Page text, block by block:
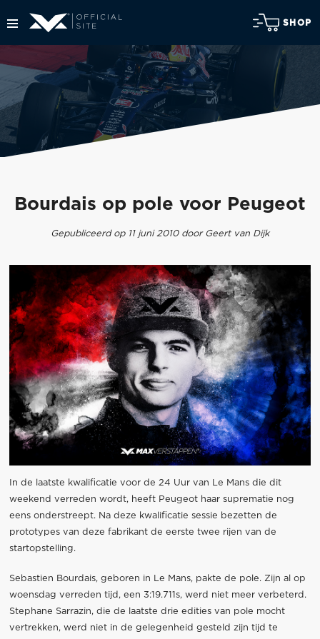
SHOP
Bourdais op pole voor Peugeot
Gepubliceerd op 11 juni 2010 door Geert van Dijk
In de laatste kwalificatie voor de 24 Uur van Le Mans die dit
weekend verreden wordt, heeft Peugeot haar suprematie nog
eens onderstreept. Na deze kwalificatie sessie bezetten de
prototypes van deze fabrikant de eerste twee rijen van de
startopstelling.
Sebastien Bourdais, geboren in Le Mans, pakte de pole. Zijn al op
woensdag verreden tijd, een 3:19.711s, werd niet meer verbeterd.
Stephane Sarrazin, die de laatste drie edities van pole mocht
vertrekken, werd niet in de gelegenheid gesteld zijn tijd te